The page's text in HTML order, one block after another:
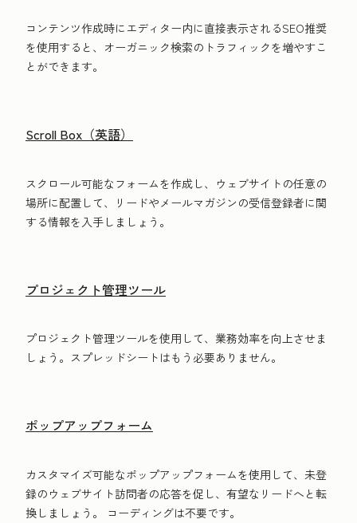
コンテンツ作成時にエディター内に直接表示されるSEO推奨
を使用すると、オーガニック検索のトラフィックを増やすこ
とができます。
Scroll Box（英語）
スクロール可能なフォームを作成し、ウェブサイトの任意の
場所に配置して、リードやメールマガジンの受信登録者に関
する情報を入手しましょう。
プロジェクト管理ツール
プロジェクト管理ツールを使用して、業務効率を向上させま
しょう。スプレッドシートはもう必要ありません。
ポップアップフォーム
カスタマイズ可能なポップアップフォームを使用して、未登
録のウェブサイト訪問者の応答を促し、有望なリードへと転
換しましょう。 コーディングは不要です。